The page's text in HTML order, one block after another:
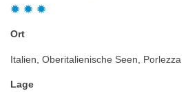
Ort
Italien, Oberitalienische Seen, Porlezza
Lage